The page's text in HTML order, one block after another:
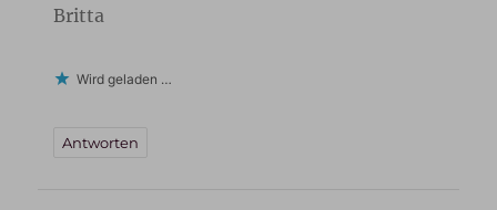
Britta
Wird geladen …
Antworten